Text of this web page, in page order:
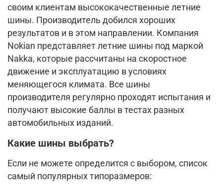
своим клиентам высококачественные летние
шины. Производитель добился хороших
результатов и в этом направлении. Компания
Nokian представляет летние шины под маркой
Nakka, которые рассчитаны на скоростное
движение и эксплуатацию в условиях
меняющегося климата. Все шины
производителя регулярно проходят испытания и
получают высокие баллы в тестах разных
автомобильных изданий.
Какие шины выбрать?
Если не можете определится с выбором, список
самый популярных типоразмеров: